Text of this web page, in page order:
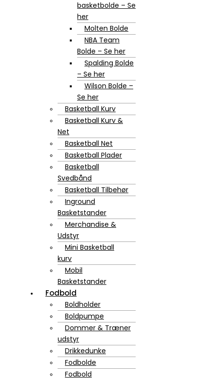
basketbolde – Se
her
Molten Bolde
NBA Team
Bolde – Se her
Spalding Bolde
– Se her
Wilson Bolde –
Se her
Basketball Kurv
Basketball Kurv &
Net
Basketball Net
Basketball Plader
Basketball
Svedbånd
Basketball Tilbehør
Inground
Basketstander
Merchandise &
Udstyr
Mini Basketball
kurv
Mobil
Basketstander
Fodbold
Boldholder
Boldpumpe
Dommer & Træner
udstyr
Drikkedunke
Fodbolde
Fodbold